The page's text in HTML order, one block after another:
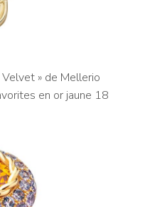
» de Mellerio
en or jaune 18